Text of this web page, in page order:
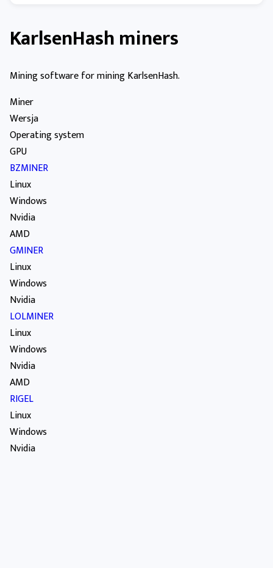
KarlsenHash miners
Mining software for mining KarlsenHash.
Miner
Wersja
Operating system
GPU
BZMINER
Linux
Windows
Nvidia
AMD
GMINER
Linux
Windows
Nvidia
LOLMINER
Linux
Windows
Nvidia
AMD
RIGEL
Linux
Windows
Nvidia